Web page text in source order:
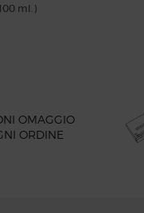
ml.)
OMAGGIO
ORDINE